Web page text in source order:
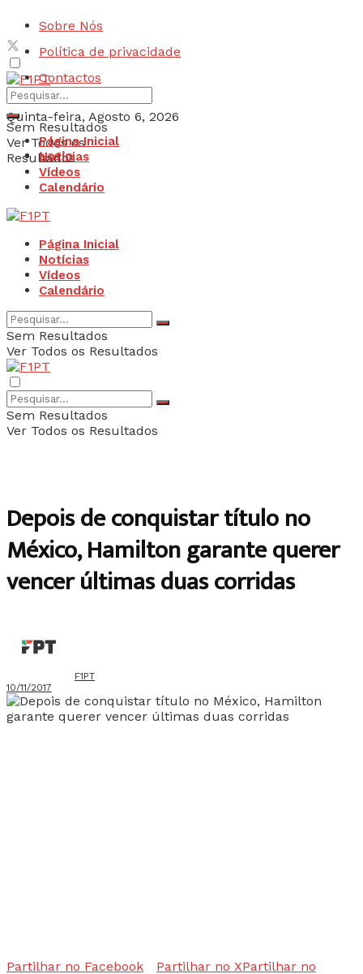
Sobre Nós
Política de privacidade
Contactos
Quinta-feira, Agosto 6, 2026
Login
Sem Resultados
Ver Todos os
Resultados
Página Inicial
Notícias
Vídeos
Calendário
Página Inicial
Notícias
Vídeos
Calendário
Sem Resultados
Ver Todos os Resultados
Sem Resultados
Ver Todos os Resultados
Depois de conquistar título no
México, Hamilton garante querer
vencer últimas duas corridas
F1PT
10/11/2017
Partilhar no Facebook Partilhar no XPartilhar no